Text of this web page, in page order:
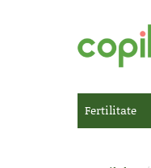
Fertilitate